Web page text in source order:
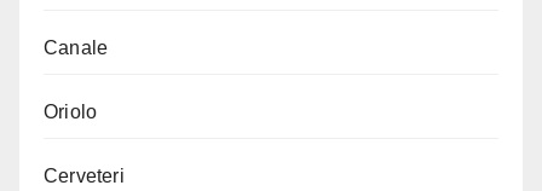
Canale
Oriolo
Cerveteri